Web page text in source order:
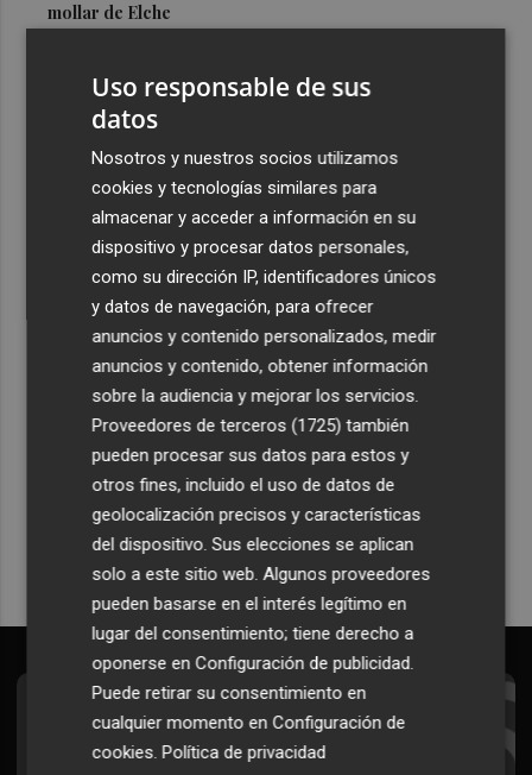
mollar de Elche
festival Epicentro de Mula
UPCT Makers culmina con éxito un catamarán para
monitorizar el Mar Menor y ya prepara un dron
submarino autónomo
Una batea clochinera se hunde y otra sufre daños en un
incidente con un buque en el puerto de Valencia
Recibe toda la actualidad de
Plaza Podcast en tu correo
Quiero suscribirme
Suscríbete al Boletín
Todos los días a primera hora en tu email
Uso responsable de sus
datos
Nosotros y nuestros socios utilizamos
cookies y tecnologías similares para
almacenar y acceder a información en su
dispositivo y procesar datos personales,
como su dirección IP, identificadores únicos
y datos de navegación, para ofrecer
anuncios y contenido personalizados, medir
anuncios y contenido, obtener información
sobre la audiencia y mejorar los servicios.
Proveedores de terceros (1725) también
pueden procesar sus datos para estos y
otros fines, incluido el uso de datos de
geolocalización precisos y características
del dispositivo. Sus elecciones se aplican
solo a este sitio web. Algunos proveedores
pueden basarse en el interés legítimo en
lugar del consentimiento; tiene derecho a
oponerse enConfiguración de publicidad.
Puede retirar su consentimiento en
cualquier momento enConfiguración de
cookies.Política de privacidad